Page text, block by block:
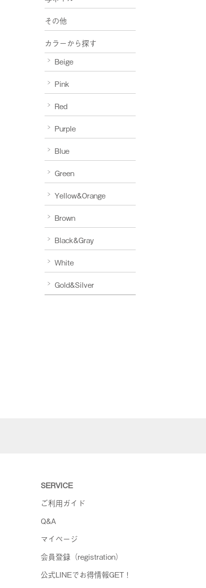
その他
カラーから探す
Beige
Pink
Red
Purple
Blue
Green
Yellow&Orange
Brown
Black&Gray
White
Gold&Silver
SERVICE
ご利用ガイド
Q&A
マイページ
会員登録（registration）
公式LINEでお得情報GET！